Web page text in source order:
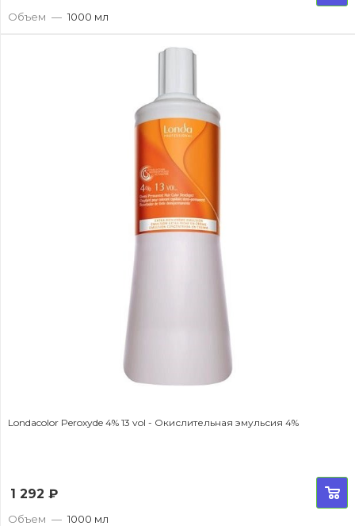
Объем — 1000 мл
Londacolor Peroxyde 4% 13 vol - Окислительная эмульсия 4%
1 292 ₽
Объем — 1000 мл